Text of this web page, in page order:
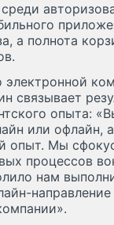
а полнота
электронной
связывает
опыта:
или офлайн,
опыт. Мы
процессов
нам